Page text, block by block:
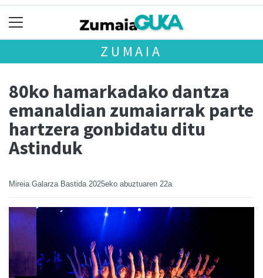
ZUMAIA
80ko hamarkadako dantza
emanaldian zumaiarrak parte
hartzera gonbidatu ditu
Astinduk
Mireia Galarza Bastida 2025eko abuztuaren 22a